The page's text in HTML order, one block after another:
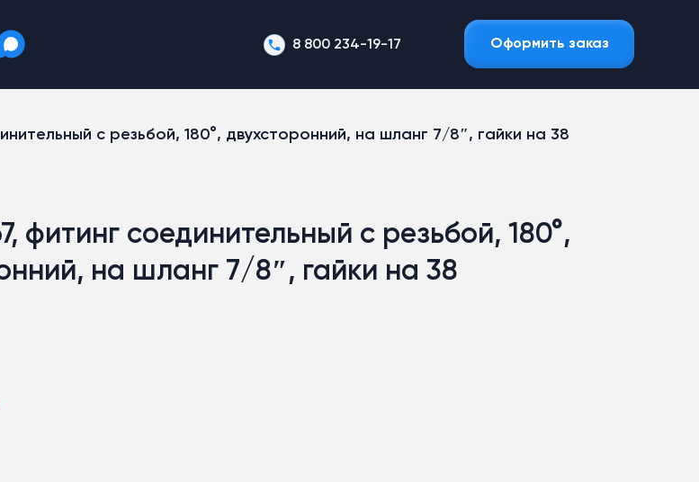
8 800 234-19-17 Оформить заказ
с резьбой, 180°, двухсторонний, на шланг 7/8″, гайки на 38
фитинг соединительный с резьбой, 180°,
на шланг 7/8″, гайки на 38